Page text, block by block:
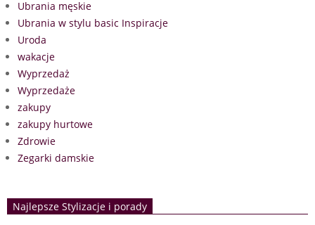
Ubrania męskie
Ubrania w stylu basic Inspiracje
Uroda
wakacje
Wyprzedaż
Wyprzedaże
zakupy
zakupy hurtowe
Zdrowie
Zegarki damskie
Najlepsze Stylizacje i porady